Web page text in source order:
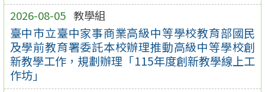
2026-08-05 教學組
臺中市立臺中家事商業高級中等學校教育部國民
及學前教育署委託本校辦理推動高級中等學校創
新教學工作，規劃辦理「115年度創新教學線上工
作坊」